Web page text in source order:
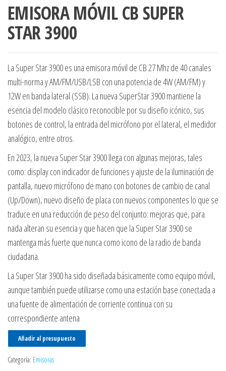
EMISORA MÓVIL CB SUPER
STAR 3900
La Super Star 3900 es una emisora móvil de CB 27 Mhz de 40 canales
multi-norma y AM/FM/USB/LSB con una potencia de 4W (AM/FM) y
12W en banda lateral (SSB). La nueva SuperStar 3900 mantiene la
esencia del modelo clásico reconocible por su diseño icónico, sus
botones de control, la entrada del micrófono por el lateral, el medidor
analógico, entre otros.
En 2023, la nueva Super Star 3900 llega con algunas mejoras, tales
como: display con indicador de funciones y ajuste de la iluminación de
pantalla, nuevo micrófono de mano con botones de cambio de canal
(Up/Down), nuevo diseño de placa con nuevos componentes lo que se
traduce en una reducción de peso del conjunto: mejoras que, para
nada alteran su esencia y que hacen que la Super Star 3900 se
mantenga más fuerte que nunca como icono de la radio de banda
ciudadana.
La Super Star 3900 ha sido diseñada básicamente como equipo móvil,
aunque también puede utilizarse como una estación base conectada a
una fuente de alimentación de corriente continua con su
correspondiente antena
Añadir al presupuesto
Categoría: Emisoras